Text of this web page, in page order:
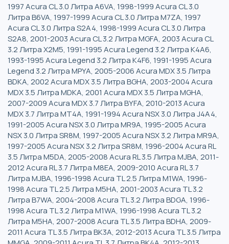
1997 Acura CL 3.0 Литра A6VA, 1998-1999 Acura CL 3.0
Литра B6VA, 1997-1999 Acura CL 3.0 Литра M7ZA, 1997
Acura CL 3.0 Литра S2A4, 1998-1999 Acura CL 3.0 Литра
S2A8, 2001-2003 Acura CL 3.2 Литра MGFA, 2003 Acura CL
3.2 Литра X2M5, 1991-1995 Acura Legend 3.2 Литра K4A6,
1993-1995 Acura Legend 3.2 Литра K4F6, 1991-1995 Acura
Legend 3.2 Литра MPYA, 2005-2006 Acura MDX 3.5 Литра
BDKA, 2002 Acura MDX 3.5 Литра BGHA, 2003-2004 Acura
MDX 3.5 Литра MDKA, 2001 Acura MDX 3.5 Литра MGHA,
2007-2009 Acura MDX 3.7 Литра BYFA, 2010-2013 Acura
MDX 3.7 Литра MT4A, 1991-1994 Acura NSX 3.0 Литра J4A4,
1991-2005 Acura NSX 3.0 Литра MR9A, 1995-2005 Acura
NSX 3.0 Литра SR8M, 1997-2005 Acura NSX 3.2 Литра MR9A,
1997-2005 Acura NSX 3.2 Литра SR8M, 1996-2004 Acura RL
3.5 Литра M5DA, 2005-2008 Acura RL 3.5 Литра MJBA, 2011-
2012 Acura RL 3.7 Литра M8EA, 2009-2010 Acura RL 3.7
Литра MJBA, 1996-1998 Acura TL 2.5 Литра M1WA, 1996-
1998 Acura TL 2.5 Литра M5HA, 2001-2003 Acura TL 3.2
Литра B7WA, 2004-2008 Acura TL 3.2 Литра BDGA, 1996-
1998 Acura TL 3.2 Литра M1WA, 1996-1998 Acura TL 3.2
Литра M5HA, 2007-2008 Acura TL 3.5 Литра BDHA, 2009-
2011 Acura TL 3.5 Литра BK3A, 2012-2013 Acura TL 3.5 Литра